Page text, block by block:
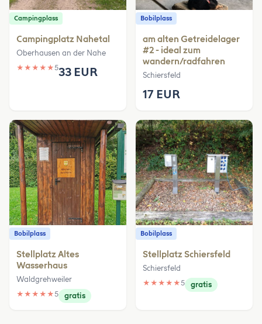
Campingplass
Campingplatz Nahetal
Oberhausen an der Nahe
★ ★ ★ ★ ★533 EUR
Bobilplass
am alten Getreidelager
#2 - ideal zum
wandern/radfahren
Schiersfeld
17 EUR
Bobilplass
Stellplatz Altes
Wasserhaus
Waldgrehweiler
★ ★ ★ ★ ★5 gratis
Bobilplass
Stellplatz Schiersfeld
Schiersfeld
★ ★ ★ ★ ★5 gratis